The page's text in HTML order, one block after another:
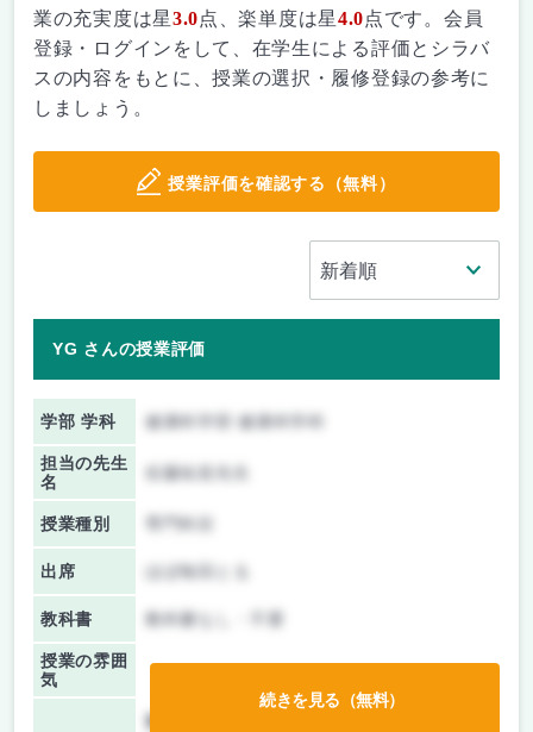
業の充実度は星3.0点、楽単度は星4.0点です。会員
登録・ログインをして、在学生による評価とシラバ
スの内容をもとに、授業の選択・履修登録の参考に
しましょう。
授業評価を確認する（無料）
YG さんの授業評価
学部 学科 健康科学部 健康科学科
担当の先生
名
佐藤祐造先生
授業種別
出席 ほぼ毎回とる
教科書 教科書なし・不要
授業の雰囲
気
前期/中間：
続きを見る（無料）